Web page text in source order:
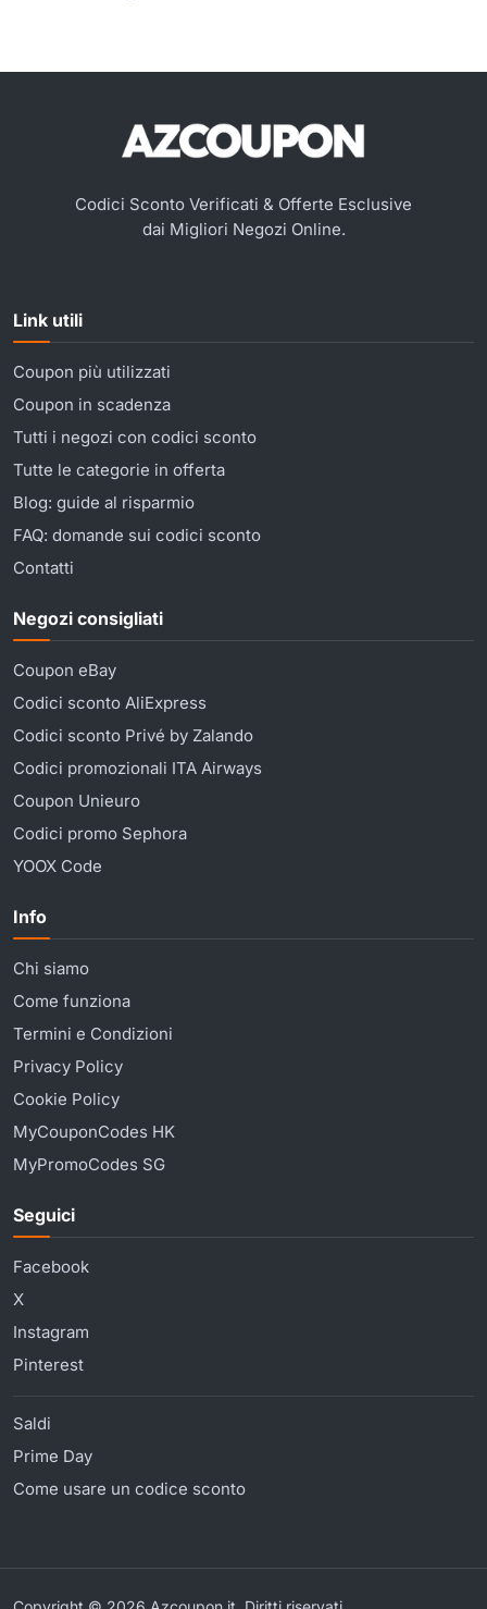
Codici Sconto Verificati & Offerte Esclusive
dai Migliori Negozi Online.
Link utili
Coupon più utilizzati
Coupon in scadenza
Tutti i negozi con codici sconto
Tutte le categorie in offerta
Blog: guide al risparmio
FAQ: domande sui codici sconto
Contatti
Negozi consigliati
Coupon eBay
Codici sconto AliExpress
Codici sconto Privé by Zalando
Codici promozionali ITA Airways
Coupon Unieuro
Codici promo Sephora
YOOX Code
Info
Chi siamo
Come funziona
Termini e Condizioni
Privacy Policy
Cookie Policy
MyCouponCodes HK
MyPromoCodes SG
Seguici
Facebook
X
Instagram
Pinterest
Saldi
Prime Day
Come usare un codice sconto